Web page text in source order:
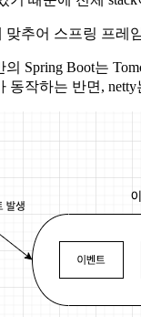
맞추어 스프링 프레
Spring Boot는
동작하는 반면,